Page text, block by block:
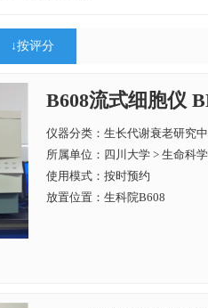
↓按评分
B608流式细胞仪
仪器分类：生长代谢衰老研究
所属单位： 四川大学 > 生命科
使用模式：按时预约
放置位置：生科院B608